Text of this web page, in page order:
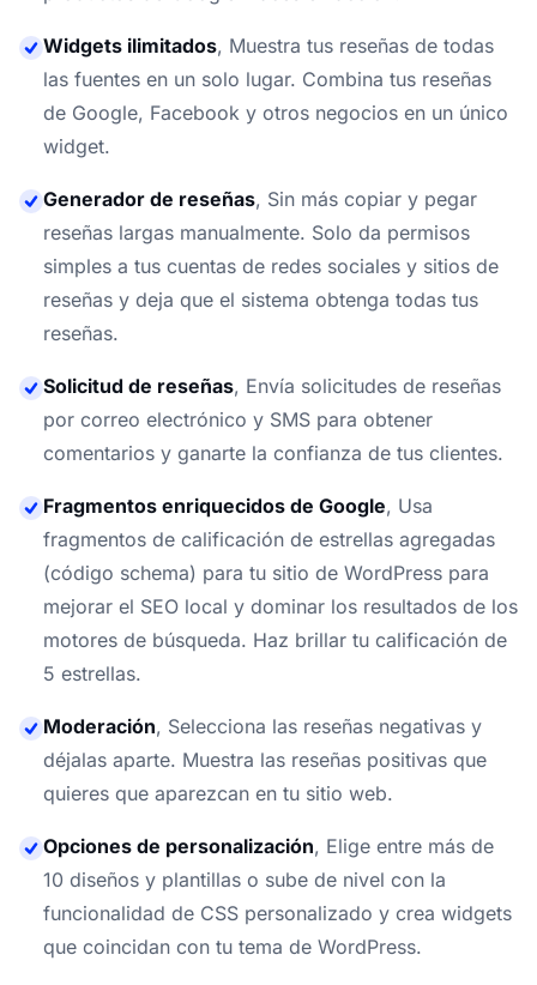
Widgets ilimitados, Muestra tus reseñas de todas
las fuentes en un solo lugar. Combina tus reseñas
de Google, Facebook y otros negocios en un único
widget.
Generador de reseñas, Sin más copiar y pegar
reseñas largas manualmente. Solo da permisos
simples a tus cuentas de redes sociales y sitios de
reseñas y deja que el sistema obtenga todas tus
reseñas.
Solicitud de reseñas, Envía solicitudes de reseñas
por correo electrónico y SMS para obtener
comentarios y ganarte la confianza de tus clientes.
Fragmentos enriquecidos de Google, Usa
fragmentos de calificación de estrellas agregadas
(código schema) para tu sitio de WordPress para
mejorar el SEO local y dominar los resultados de los
motores de búsqueda. Haz brillar tu calificación de
5 estrellas.
Moderación, Selecciona las reseñas negativas y
déjalas aparte. Muestra las reseñas positivas que
quieres que aparezcan en tu sitio web.
Opciones de personalización, Elige entre más de
10 diseños y plantillas o sube de nivel con la
funcionalidad de CSS personalizado y crea widgets
que coincidan con tu tema de WordPress.